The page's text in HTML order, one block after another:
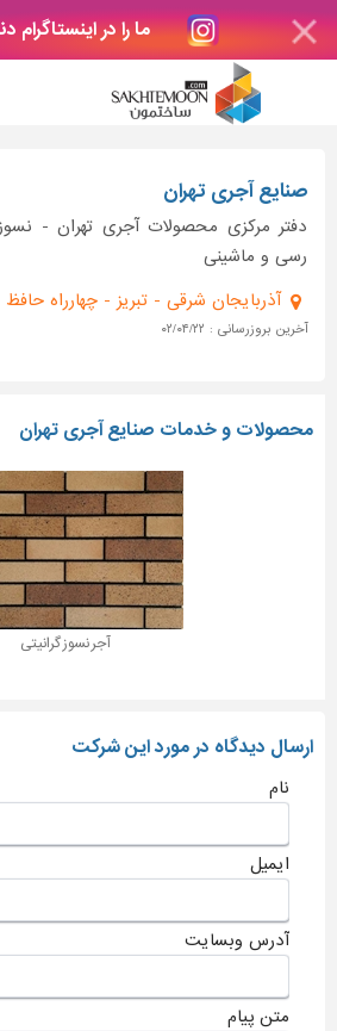
ما را در اینستاگرام
صنایع آجری تهران
دفتر مرکزی محصولات آجری تهران -
رسی و ماشینی
آذربایجان شرقی - تبریز - چهارراه
آخرین بروزرسانی : ۰۲/۰۴/۲۲
محصولات و خدمات صنایع آجری تهران
آجر نسوز گرانیتی
ارسال دیدگاه در مورد این شرکت
نام
ایمیل
آدرس وبسایت
متن پیام